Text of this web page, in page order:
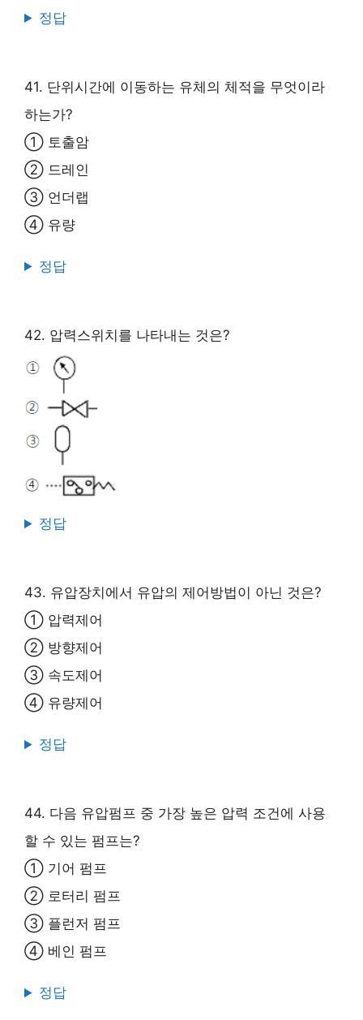
정답
41. 단위시간에 이동하는 유체의 체적을 무엇이라
하는가?
① 토출암
② 드레인
③ 언더랩
④ 유량
정답
42. 압력스위치를 나타내는 것은?
정답
43. 유압장치에서 유압의 제어방법이 아닌 것은?
① 압력제어
② 방향제어
③ 속도제어
④ 유량제어
정답
44. 다음 유압펌프 중 가장 높은 압력 조건에 사용
할 수 있는 펌프는?
① 기어 펌프
② 로터리 펌프
③ 플런저 펌프
④ 베인 펌프
정답